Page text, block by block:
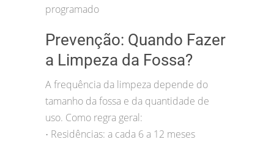
programado
Prevenção: Quando Fazer
a Limpeza da Fossa?
A frequência da limpeza depende do
tamanho da fossa e da quantidade de
uso. Como regra geral:
• Residências: a cada 6 a 12 meses